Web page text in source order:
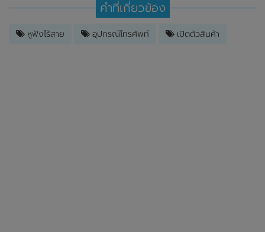
คำที่เกี่ยวข้อง
หูฟังไร้สาย อุปกรณ์โทรศัพท์ เปิดตัวสินค้า